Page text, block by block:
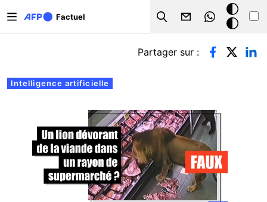
Factuel
Search
Mode
sombre
Onglets principaux
Intelligence artificielle
Partager sur :